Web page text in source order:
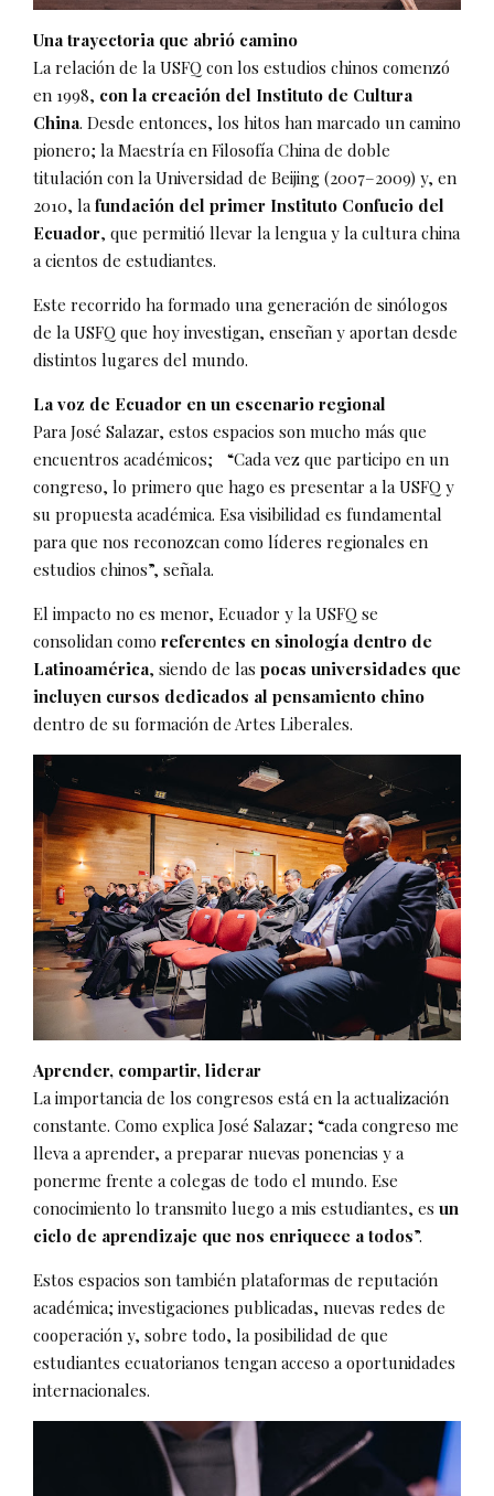
Una trayectoria que abrió camino
La relación de la USFQ con los estudios chinos comenzó
en 1998, con la creación del Instituto de Cultura
China. Desde entonces, los hitos han marcado un camino
pionero; la Maestría en Filosofía China de doble
titulación con la Universidad de Beijing (2007–2009) y, en
2010, lafundación del primer Instituto Confucio del
Ecuador, que permitió llevar la lengua y la cultura china
a cientos de estudiantes.
Este recorrido ha formado una generación de sinólogos
de la USFQ que hoy investigan, enseñan y aportan desde
distintos lugares del mundo.
La voz de Ecuador en un escenario regional
Para José Salazar, estos espacios son mucho más que
encuentros académicos; “Cada vez que participo en un
congreso, lo primero que hago es presentar a la USFQ y
su propuesta académica. Esa visibilidad es fundamental
para que nos reconozcan como líderes regionales en
estudios chinos”, señala.
El impacto no es menor, Ecuador y la USFQ se
consolidan como referentes en sinología dentro de
Latinoamérica, siendo de las pocas universidades que
incluyen cursos dedicados al pensamiento chino
dentro de su formación de Artes Liberales.
Aprender, compartir, liderar
La importancia de los congresos está en la actualización
constante. Como explica José Salazar; “cada congreso me
lleva a aprender, a preparar nuevas ponencias y a
ponerme frente a colegas de todo el mundo. Ese
conocimiento lo transmito luego a mis estudiantes, es un
ciclo de aprendizaje que nos enriquece a todos”.
Estos espacios son también plataformas de reputación
académica; investigaciones publicadas, nuevas redes de
cooperación y, sobre todo, la posibilidad de que
estudiantes ecuatorianos tengan acceso a oportunidades
internacionales.